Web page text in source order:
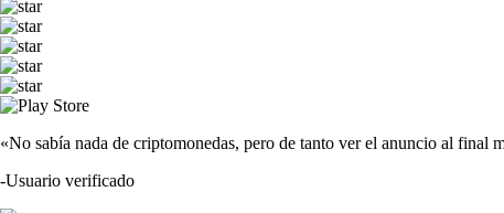
«No sabía nada de criptomonedas, pero de tanto ver el anuncio al final
-Usuario verificado